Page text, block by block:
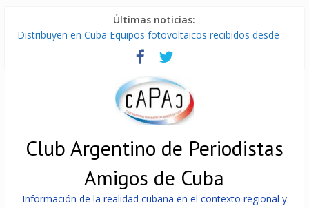
Últimas noticias:
Distribuyen en Cuba Equipos fotovoltaicos recibidos desde
La ONU condena medidas de EE.UU contra Cuba
Cuba alerta sobre doctrina militar de dominación de EEUU
Nuevas sanciones de EEUU contra Cuba apuntan a la
cooperación militar con Rusia y China
Brutal represión contra los que marchan para que no se
venda la patria
Club Argentino de Periodistas
Amigos de Cuba
Información de la realidad cubana en el contexto regional y